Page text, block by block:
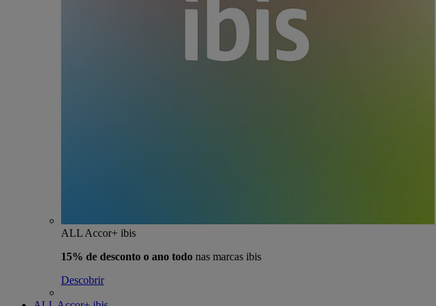
ALL Accor+ ibis
15% de desconto o ano todo nas marcas ibis
Descobrir